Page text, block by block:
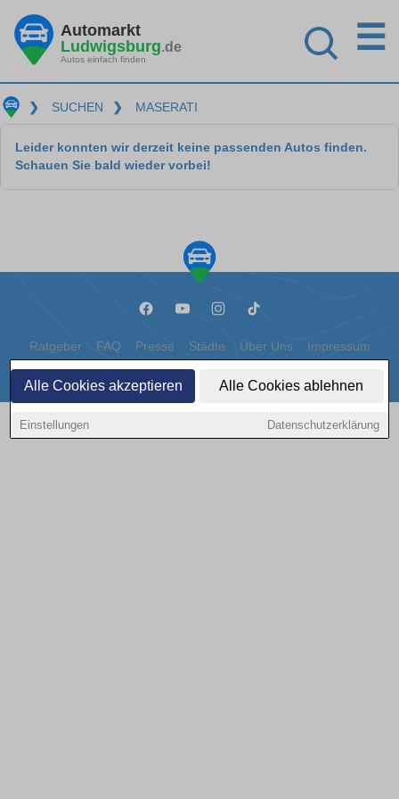
Alle Cookies akzeptieren Alle Cookies ablehnen
Einstellungen Datenschutzerklärung
Automarkt
Ludwigsburg.de
Autos einfach finden
☰
❯ SUCHEN ❯ MASERATI
Leider konnten wir derzeit keine passenden Autos finden.
Schauen Sie bald wieder vorbei!
Ratgeber FAQ Presse Städte Über Uns Impressum
Datenschutz Cookies
Copyright © 2000 - 2026 | 1A Infosysteme GmbH | Content by: 1a-sites-autos